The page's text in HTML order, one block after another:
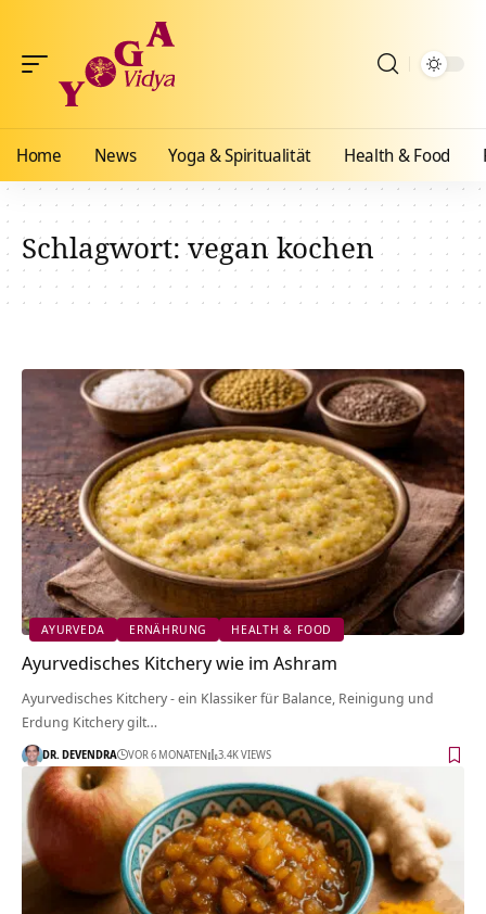
Home News Yoga & Spiritualität Health & Food
Schlagwort:vegan kochen
AYURVEDA ERNÄHRUNG HEALTH & FOOD
Ayurvedisches Kitchery wie im Ashram
Ayurvedisches Kitchery - ein Klassiker für Balance, Reinigung und
Erdung Kitchery gilt…
DR. DEVENDRA VOR 6 MONATEN 3.4K VIEWS